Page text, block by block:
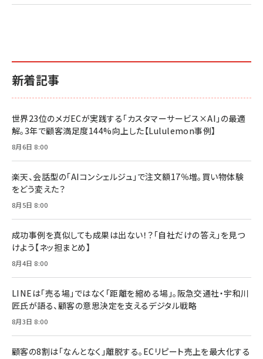
新着記事
世界23位のメガECが実践する「カスタマーサービス×AI」の最適
解。3年で顧客満足度144%向上した【Lululemon事例】
8月6日 8:00
楽天、会話型の「AIコンシェルジュ」で注文額17％増。買い物体験
をどう変えた？
8月5日 8:00
成功事例を真似しても成果は出ない！？「自社だけの答え」を見つ
けよう【ネッ担まとめ】
8月4日 8:00
LINEは「売る場」ではなく「距離を縮める場」。阪急交通社・宇和川
匠氏が語る、顧客の意思決定を支えるデジタル戦略
8月3日 8:00
顧客の8割は「なんとなく」離脱する。ECリピート売上を最大化する